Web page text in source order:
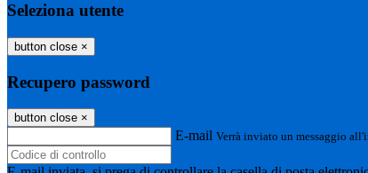
Seleziona utente
button close ×
Recupero password
button close ×
E-mail Verrà inviato un messaggio